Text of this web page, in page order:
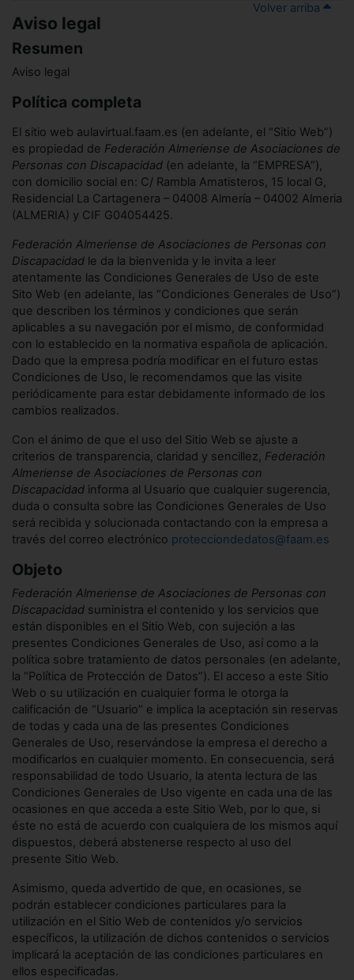
Volver arriba
Aviso legal
Resumen
Aviso legal
Política completa
El sitio web aulavirtual.faam.es (en adelante, el “Sitio Web”)
es propiedad de Federación Almeriense de Asociaciones de
Personas con Discapacidad (en adelante, la “EMPRESA”),
con domicilio social en: C/ Rambla Amatisteros, 15 local G,
Residencial La Cartagenera – 04008 Almería – 04002 Almeria
(ALMERIA) y CIF G04054425.
Federación Almeriense de Asociaciones de Personas con
Discapacidad le da la bienvenida y le invita a leer
atentamente las Condiciones Generales de Uso de este
Sito Web (en adelante, las “Condiciones Generales de Uso”)
que describen los términos y condiciones que serán
aplicables a su navegación por el mismo, de conformidad
con lo establecido en la normativa española de aplicación.
Dado que la empresa podría modificar en el futuro estas
Condiciones de Uso, le recomendamos que las visite
periódicamente para estar debidamente informado de los
cambios realizados.
Con el ánimo de que el uso del Sitio Web se ajuste a
criterios de transparencia, claridad y sencillez, Federación
Almeriense de Asociaciones de Personas con
Discapacidad informa al Usuario que cualquier sugerencia,
duda o consulta sobre las Condiciones Generales de Uso
será recibida y solucionada contactando con la empresa a
través del correo electrónico protecciondedatos@faam.es
Objeto
Federación Almeriense de Asociaciones de Personas con
Discapacidad suministra el contenido y los servicios que
están disponibles en el Sitio Web, con sujeción a las
presentes Condiciones Generales de Uso, así como a la
política sobre tratamiento de datos personales (en adelante,
la “Política de Protección de Datos”). El acceso a este Sitio
Web o su utilización en cualquier forma le otorga la
calificación de “Usuario” e implica la aceptación sin reservas
de todas y cada una de las presentes Condiciones
Generales de Uso, reservándose la empresa el derecho a
modificarlos en cualquier momento. En consecuencia, será
responsabilidad de todo Usuario, la atenta lectura de las
Condiciones Generales de Uso vigente en cada una de las
ocasiones en que acceda a este Sitio Web, por lo que, si
éste no está de acuerdo con cualquiera de los mismos aquí
dispuestos, deberá abstenerse respecto al uso del
presente Sitio Web.
Asimismo, queda advertido de que, en ocasiones, se
podrán establecer condiciones particulares para la
utilización en el Sitio Web de contenidos y/o servicios
específicos, la utilización de dichos contenidos o servicios
implicará la aceptación de las condiciones particulares en
ellos especificadas.